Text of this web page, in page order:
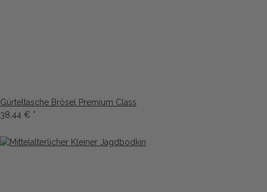
Gürteltasche Brösel Premium Class
38,44 € *